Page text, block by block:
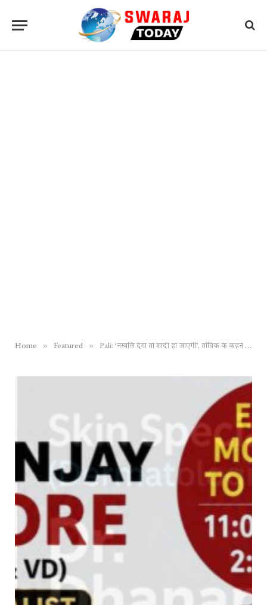
Home » Featured » Pali: ‘नरबलि देगा तो शादी हो जाएगी’, तांत्रिक के कहने पर युवक ने काट दिया 11 साल के मासूम का गला